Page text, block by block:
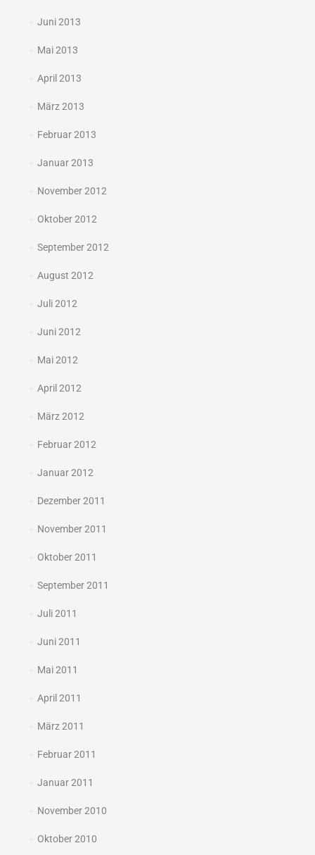
Juni 2013
Mai 2013
April 2013
März 2013
Februar 2013
Januar 2013
November 2012
Oktober 2012
September 2012
August 2012
Juli 2012
Juni 2012
Mai 2012
April 2012
März 2012
Februar 2012
Januar 2012
Dezember 2011
November 2011
Oktober 2011
September 2011
Juli 2011
Juni 2011
Mai 2011
April 2011
März 2011
Februar 2011
Januar 2011
November 2010
Oktober 2010